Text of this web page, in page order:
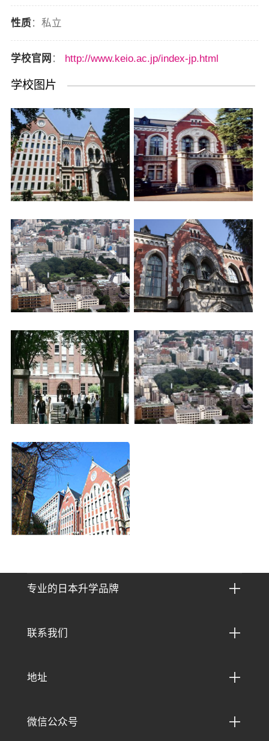
性质：私立
学校官网 ： http://www.keio.ac.jp/index-jp.html
学校图片
专业的日本升学品牌 
联系我们 
地址 
微信公众号 